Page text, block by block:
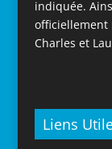
indiquée.
officiellement
Charles et
Liens